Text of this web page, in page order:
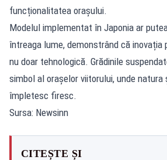
funcționalitatea orașului.
Modelul implementat în Japonia ar
întreaga lume, demonstrând că inovația
nu doar tehnologică. Grădinile
simbol al orașelor viitorului, unde natura
împletesc firesc.
Sursa: Newsinn
CITEȘTE ȘI